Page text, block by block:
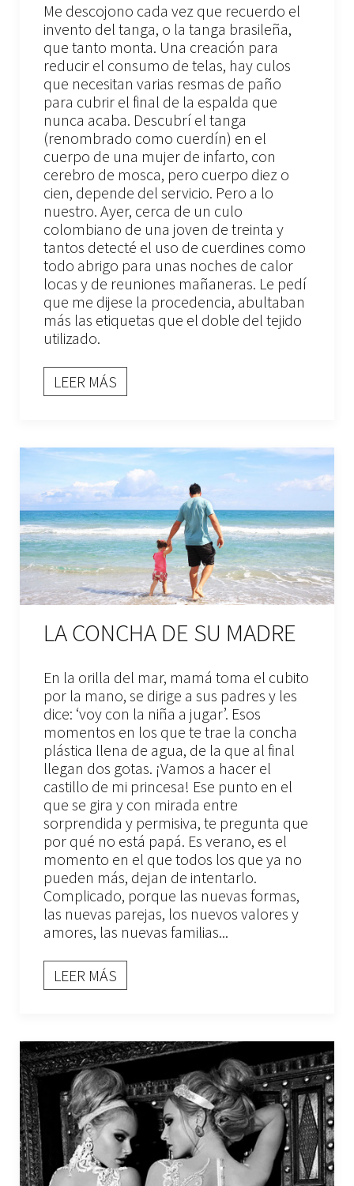
Me descojono cada vez que recuerdo el
invento del tanga, o la tanga brasileña,
que tanto monta. Una creación para
reducir el consumo de telas, hay culos
que necesitan varias resmas de paño
para cubrir el final de la espalda que
nunca acaba. Descubrí el tanga
(renombrado como cuerdín) en el
cuerpo de una mujer de infarto, con
cerebro de mosca, pero cuerpo diez o
cien, depende del servicio. Pero a lo
nuestro. Ayer, cerca de un culo
colombiano de una joven de treinta y
tantos detecté el uso de cuerdines como
todo abrigo para unas noches de calor
locas y de reuniones mañaneras. Le pedí
que me dijese la procedencia, abultaban
más las etiquetas que el doble del tejido
utilizado.
LEER MÁS
LA CONCHA DE SU MADRE
En la orilla del mar, mamá toma el cubito
por la mano, se dirige a sus padres y les
dice: ‘voy con la niña a jugar’. Esos
momentos en los que te trae la concha
plástica llena de agua, de la que al final
llegan dos gotas. ¡Vamos a hacer el
castillo de mi princesa! Ese punto en el
que se gira y con mirada entre
sorprendida y permisiva, te pregunta que
por qué no está papá. Es verano, es el
momento en el que todos los que ya no
pueden más, dejan de intentarlo.
Complicado, porque las nuevas formas,
las nuevas parejas, los nuevos valores y
amores, las nuevas familias...
LEER MÁS